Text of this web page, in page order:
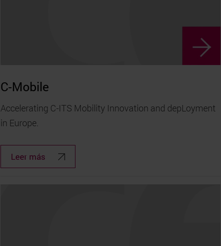
C-Mobile
Accelerating C-ITS Mobility Innovation and depLoyment
in Europe.
Leer más